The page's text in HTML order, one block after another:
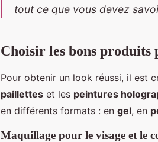
tout ce que vous devez
Choisir les bons
Pour obtenir un look réussi, il est
paillettes et les peintures
en différents formats : en gel, en
Maquillage pour le visage et le